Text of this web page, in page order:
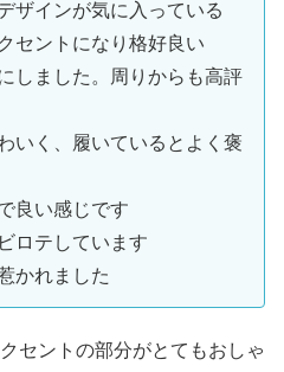
ザインが気に入っている
セントになり格好良い
しました。周りからも高評
いく、履いているとよく褒
良い感じです
ロテしています
かれました
セントの部分がとてもおしゃ